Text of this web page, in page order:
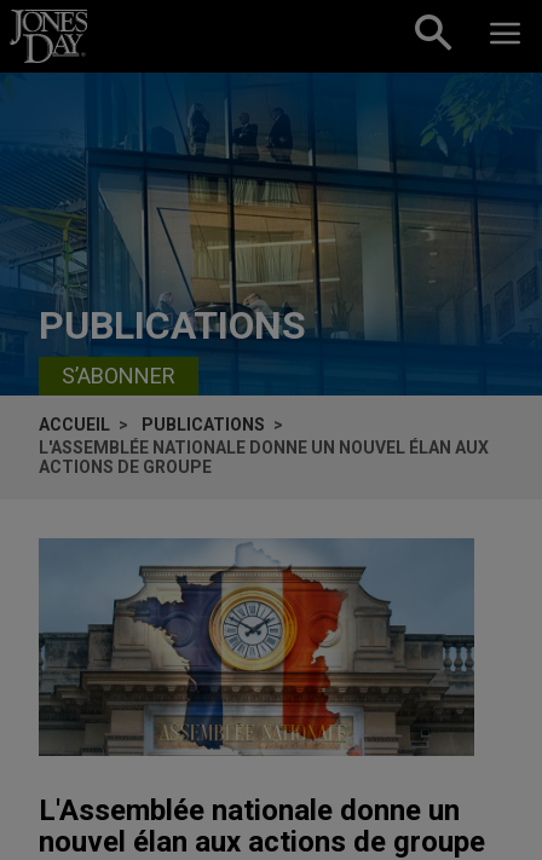
Skip to content
PUBLICATIONS
S’ABONNER
ACCUEIL
PUBLICATIONS
L'ASSEMBLÉE NATIONALE DONNE UN NOUVEL ÉLAN AUX
ACTIONS DE GROUPE
L'Assemblée nationale donne un
nouvel élan aux actions de groupe